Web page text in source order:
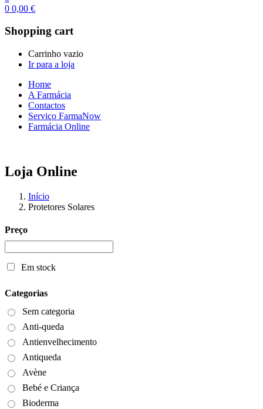
0 0,00 €
Shopping cart
Carrinho vazio
Ir para a loja
Home
A Farmácia
Contactos
Serviço FarmaNow
Farmácia Online
Loja Online
Início
Protetores Solares
Preço
Em stock
Categorias
Sem categoria
Anti-queda
Antienvelhecimento
Antiqueda
Avène
Bebé e Criança
Bioderma